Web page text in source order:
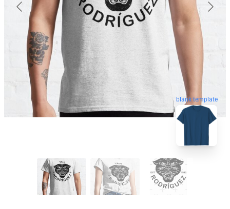
blank template